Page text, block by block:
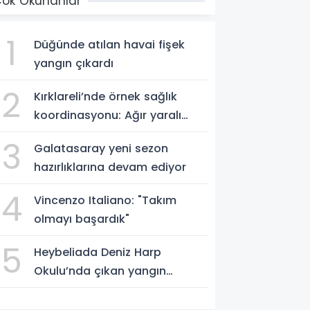
1
Düğünde atılan havai fişek
yangın çıkardı
2
Kırklareli’nde örnek sağlık
koordinasyonu: Ağır yaralı
Ankara’ya sevk edildi
3
Galatasaray yeni sezon
hazırlıklarına devam ediyor
4
Vincenzo Italiano: "Takım
olmayı başardık"
5
Heybeliada Deniz Harp
Okulu’nda çıkan yangın